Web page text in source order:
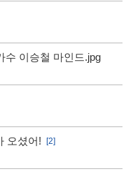
수 이승철 마인드.jpg
오셨어!
[2]